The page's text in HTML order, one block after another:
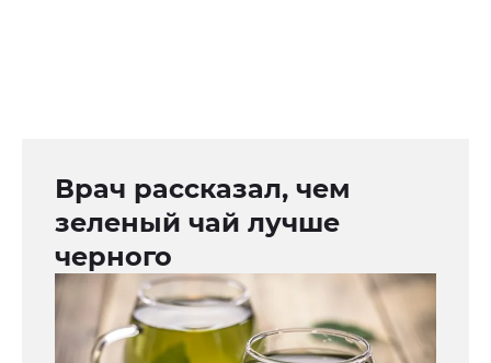
Врач рассказал, чем
зеленый чай лучше
черного